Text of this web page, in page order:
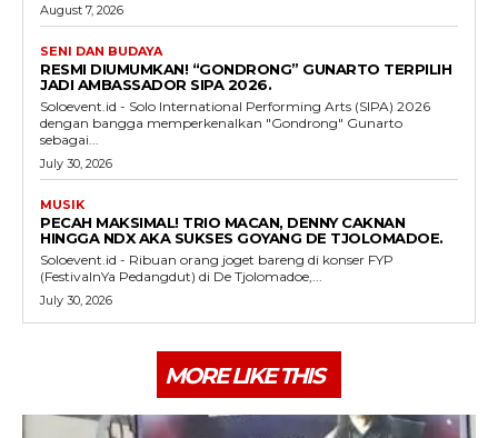
August 7, 2026
SENI DAN BUDAYA
RESMI DIUMUMKAN! “GONDRONG” GUNARTO TERPILIH
JADI AMBASSADOR SIPA 2026.
Soloevent.id - Solo International Performing Arts (SIPA) 2026
dengan bangga memperkenalkan "Gondrong" Gunarto
sebagai...
July 30, 2026
MUSIK
PECAH MAKSIMAL! TRIO MACAN, DENNY CAKNAN
HINGGA NDX AKA SUKSES GOYANG DE TJOLOMADOE.
Soloevent.id - Ribuan orang joget bareng di konser FYP
(FestivalnYa Pedangdut) di De Tjolomadoe,...
July 30, 2026
MORE LIKE THIS